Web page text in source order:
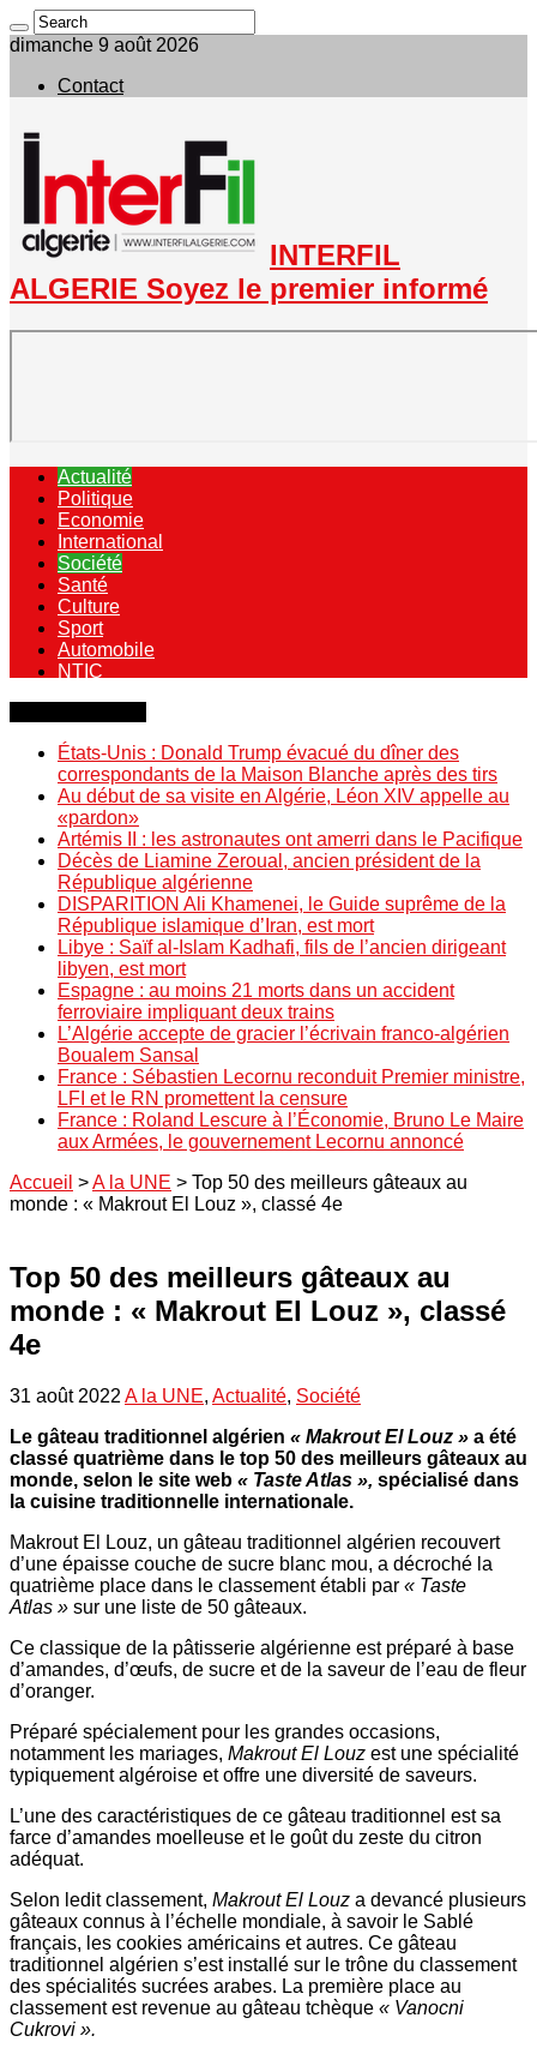
dimanche 9 août 2026
Contact
INTERFIL
ALGERIE Soyez le premier informé
Actualité
Politique
Economie
International
Société
Santé
Culture
Sport
Automobile
NTIC
États-Unis : Donald Trump évacué du dîner des
correspondants de la Maison Blanche après des tirs
Au début de sa visite en Algérie, Léon XIV appelle au
«pardon»
Artémis II : les astronautes ont amerri dans le Pacifique
Décès de Liamine Zeroual, ancien président de la
République algérienne
DISPARITION Ali Khamenei, le Guide suprême de la
République islamique d’Iran, est mort
Libye : Saïf al-Islam Kadhafi, fils de l’ancien dirigeant
libyen, est mort
Espagne : au moins 21 morts dans un accident
ferroviaire impliquant deux trains
L’Algérie accepte de gracier l’écrivain franco-algérien
Boualem Sansal
France : Sébastien Lecornu reconduit Premier ministre,
LFI et le RN promettent la censure
France : Roland Lescure à l’Économie, Bruno Le Maire
aux Armées, le gouvernement Lecornu annoncé
Accueil >A la UNE > Top 50 des meilleurs gâteaux au
monde : « Makrout El Louz », classé 4e
Top 50 des meilleurs gâteaux au
monde : « Makrout El Louz », classé
4e
31 août 2022 A la UNE, Actualité, Société
Le gâteau traditionnel algérien « Makrout El Louz » a été
classé quatrième dans le top 50 des meilleurs gâteaux au
monde, selon le site web « Taste Atlas », spécialisé dans
la cuisine traditionnelle internationale.
Makrout El Louz, un gâteau traditionnel algérien recouvert
d’une épaisse couche de sucre blanc mou, a décroché la
quatrième place dans le classement établi par « Taste
Atlas » sur une liste de 50 gâteaux.
Ce classique de la pâtisserie algérienne est préparé à base
d’amandes, d’œufs, de sucre et de la saveur de l’eau de fleur
d’oranger.
Préparé spécialement pour les grandes occasions,
notamment les mariages, Makrout El Louz est une spécialité
typiquement algéroise et offre une diversité de saveurs.
L’une des caractéristiques de ce gâteau traditionnel est sa
farce d’amandes moelleuse et le goût du zeste du citron
adéquat.
Selon ledit classement, Makrout El Louz a devancé plusieurs
gâteaux connus à l’échelle mondiale, à savoir le Sablé
français, les cookies américains et autres. Ce gâteau
traditionnel algérien s’est installé sur le trône du classement
des spécialités sucrées arabes. La première place au
classement est revenue au gâteau tchèque « Vanocni
Cukrovi ».